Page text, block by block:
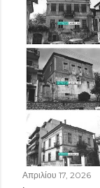
Απριλίου 17, 2026